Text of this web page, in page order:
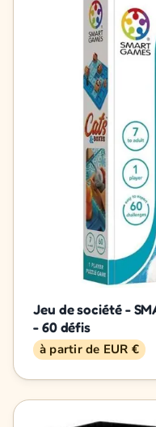
Jeu de société -
- 60 défis
à partir de EUR €